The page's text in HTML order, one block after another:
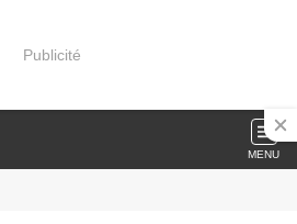
Publicité
MENU